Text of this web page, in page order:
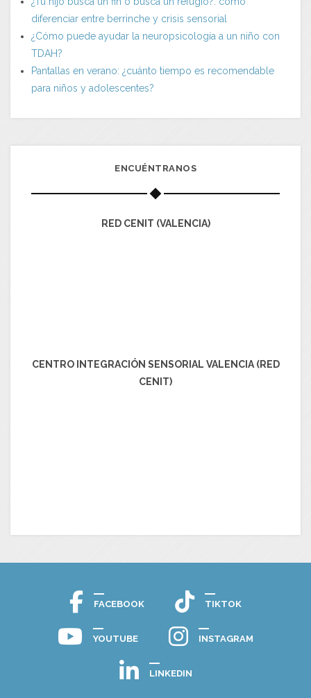
diferenciar entre berrinche y crisis sensorial
¿Cómo puede ayudar la neuropsicología a un niño con
TDAH?
Pantallas en verano: ¿cuánto tiempo es recomendable
para niños y adolescentes?
ENCUÉNTRANOS
RED CENIT (VALENCIA)
CENTRO INTEGRACIÓN SENSORIAL VALENCIA (RED
CENIT)
FACEBOOK TIKTOK
YOUTUBE INSTAGRAM
LINKEDIN